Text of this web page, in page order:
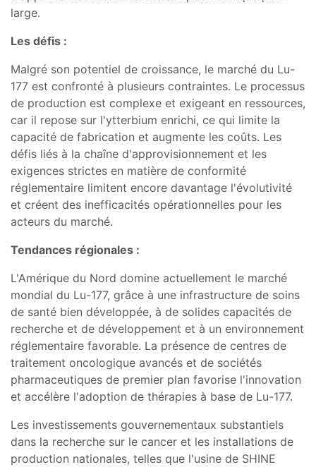
large.
Les défis :
Malgré son potentiel de croissance, le marché du Lu-
177 est confronté à plusieurs contraintes. Le processus
de production est complexe et exigeant en ressources,
car il repose sur l'ytterbium enrichi, ce qui limite la
capacité de fabrication et augmente les coûts. Les
défis liés à la chaîne d'approvisionnement et les
exigences strictes en matière de conformité
réglementaire limitent encore davantage l'évolutivité
et créent des inefficacités opérationnelles pour les
acteurs du marché.
Tendances régionales :
L'Amérique du Nord domine actuellement le marché
mondial du Lu-177, grâce à une infrastructure de soins
de santé bien développée, à de solides capacités de
recherche et de développement et à un environnement
réglementaire favorable. La présence de centres de
traitement oncologique avancés et de sociétés
pharmaceutiques de premier plan favorise l'innovation
et accélère l'adoption de thérapies à base de Lu-177.
Les investissements gouvernementaux substantiels
dans la recherche sur le cancer et les installations de
production nationales, telles que l'usine de SHINE